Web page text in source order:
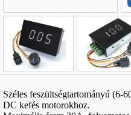
E-mail*:
Széles feszültségtartományú
DC kefés motorokhoz.